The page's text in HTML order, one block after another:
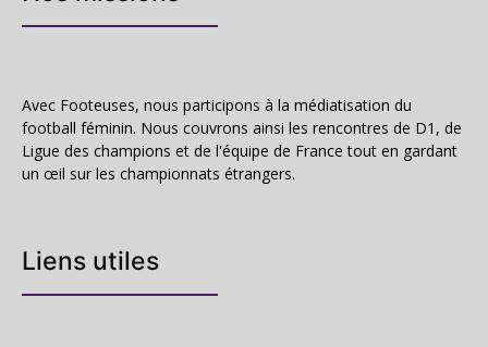
Avec Footeuses, nous participons à la médiatisation du
football féminin. Nous couvrons ainsi les rencontres de D1, de
Ligue des champions et de l'équipe de France tout en gardant
un œil sur les championnats étrangers.
Liens utiles